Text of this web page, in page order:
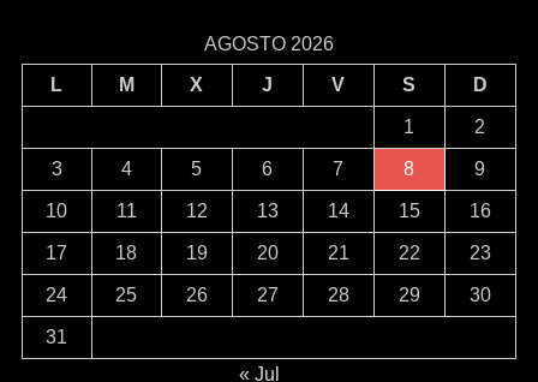
AGOSTO 2026
L
M X J V S D
1 2
3 4 5 6 7 8 9
10 11 12 13 14 15 16
17 18 19 20 21 22 23
24 25 26 27 28 29 30
31
« Jul